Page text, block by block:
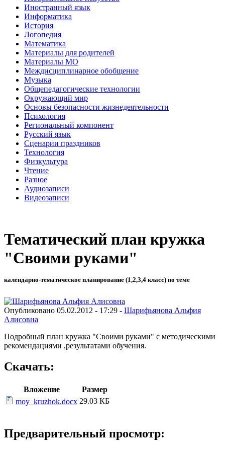
Иностранный язык
Информатика
История
Логопедия
Математика
Материалы для родителей
Материалы МО
Междисциплинарное обобщение
Музыка
Общепедагогические технологии
Окружающий мир
Основы безопасности жизнедеятельности
Психология
Региональный компонент
Русский язык
Сценарии праздников
Технология
Физкультура
Чтение
Разное
Аудиозаписи
Видеозаписи
Тематический план кружка
"Своими руками"
календарно-тематическое планирование (1,2,3,4 класс) по теме
Опубликовано 05.02.2012 - 17:29 - Шарифьянова Альфия
Алисовна
Подробный план кружка "Своими руками" с методическими
рекомендациями ,результатами обучения.
Скачать:
Вложение
Размер
moy_kruzhok.docx 29.03 КБ
Предварительный просмотр: